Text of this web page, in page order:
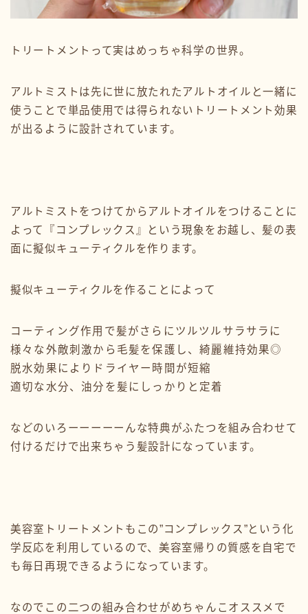
トリートメントって実はめっちゃ科学の世界。
アルトミストは先に世に放たれたアルトオイルと一緒に
使うことで単品使用では得られないトリートメント効果
が出るように設計されています。
アルトミストをつけてからアルトオイルをつけることに
よって『コンプレックス』という現象をお越し、髪の表
面に擬似キューティクルを作ります。
擬似キューティクルを作ることによって
コーティング作用で髪がさらにツルツルサラサラに
様々な外敵刺激から毛髪を保護し、綺麗維持効果◎
脱水効果によりドライヤー時間が短縮
適切な水分、油分を髪にしっかりと定着
などのいろーーーーーんな特典がふたつを組み合わせて
付けるだけで出来ちゃう髪設計になっています。
美容室トリートメントもこの”コンプレックス”という化
学反応を利用しているので、美容室帰りの質感を自宅で
も毎日再現できるようになっています。
なのでこの二つの組み合わせがめちゃんこオススメで